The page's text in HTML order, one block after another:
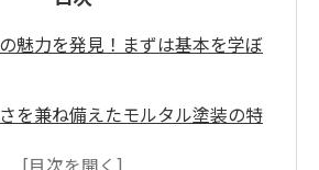
魅力を発見！まずは基本を学ぼ
を兼ね備えたモルタル塗装の特